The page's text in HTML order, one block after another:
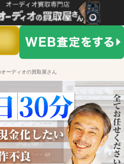
ーディオの買取屋さん